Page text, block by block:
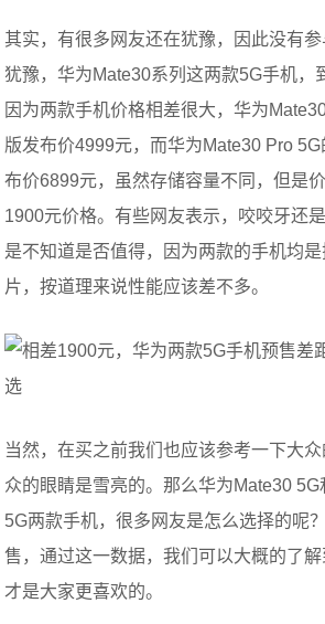
其实，有很多网友还在犹豫，因此没有
犹豫，华为Mate30系列这两款5G手机，
因为两款手机价格相差很大，华为
版发布价4999元，而华为Mate30 Pro
布价6899元，虽然存储容量不同，但是
1900元价格。有些网友表示，咬咬牙还
是不知道是否值得，因为两款的手机均
片，按道理来说性能应该差不多。
当然，在买之前我们也应该参考一下大
众的眼睛是雪亮的。那么华为Mate30
5G两款手机，很多网友是怎么选择的呢
售，通过这一数据，我们可以大概的了
才是大家更喜欢的。